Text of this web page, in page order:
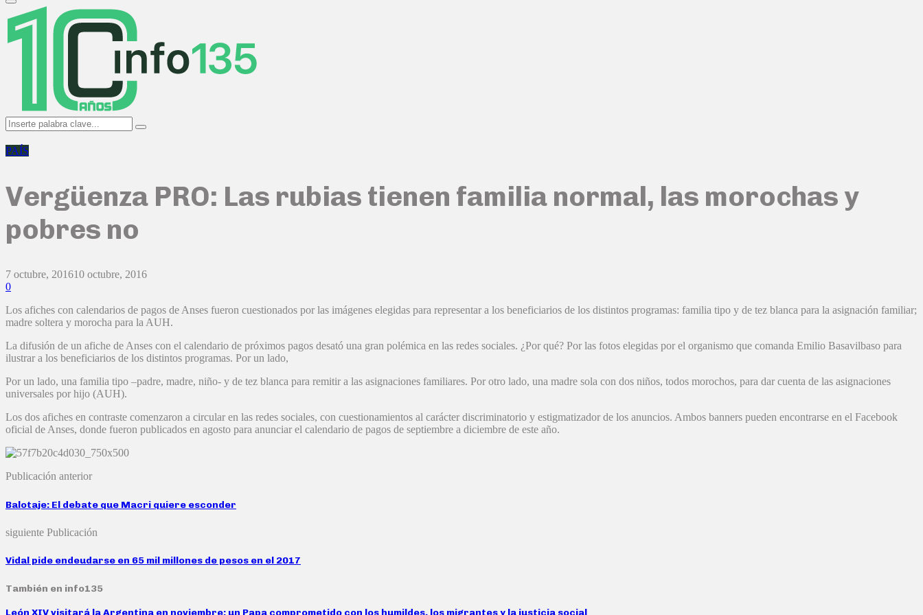
Primary
Menu
Search
for:
Search
PAÍS
Vergüenza PRO: Las rubias tienen familia normal, las morochas y
pobres no
7 octubre, 201610 octubre, 2016
0
Los afiches con calendarios de pagos de Anses fueron cuestionados por las imágenes elegidas para representar a los beneficiarios de los distintos programas: familia tipo y de tez blanca para la asignación familiar;
madre soltera y morocha para la AUH.
La difusión de un afiche de Anses con el calendario de próximos pagos desató una gran polémica en las redes sociales. ¿Por qué? Por las fotos elegidas por el organismo que comanda Emilio Basavilbaso para
ilustrar a los beneficiarios de los distintos programas. Por un lado,
Por un lado, una familia tipo –padre, madre, niño- y de tez blanca para remitir a las asignaciones familiares. Por otro lado, una madre sola con dos niños, todos morochos, para dar cuenta de las asignaciones
universales por hijo (AUH).
Los dos afiches en contraste comenzaron a circular en las redes sociales, con cuestionamientos al carácter discriminatorio y estigmatizador de los anuncios. Ambos banners pueden encontrarse en el Facebook
oficial de Anses, donde fueron publicados en agosto para anunciar el calendario de pagos de septiembre a diciembre de este año.
Publicación anterior
Balotaje: El debate que Macri quiere esconder
siguiente Publicación
Vidal pide endeudarse en 65 mil millones de pesos en el 2017
También en info135